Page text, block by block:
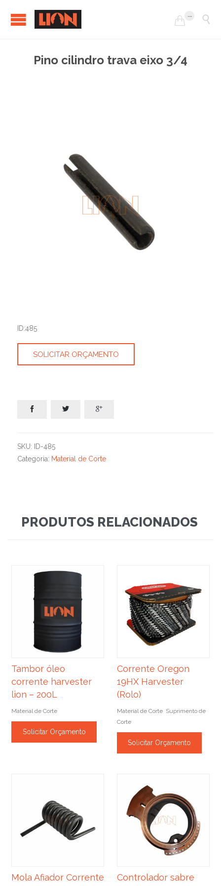

... 
Pino cilindro trava eixo 3/4
ID:485
SOLICITAR ORÇAMENTO
  
SKU:
ID-485
Categoria: Material de Corte
PRODUTOS RELACIONADOS
Tambor óleo
corrente harvester
lion – 200L
Material de Corte
Solicitar Orçamento
Corrente Oregon
19HX Harvester
(Rolo)
Material de Corte, Suprimento de
Corte
Solicitar Orçamento
Mola Afiador Corrente
Controlador sabre